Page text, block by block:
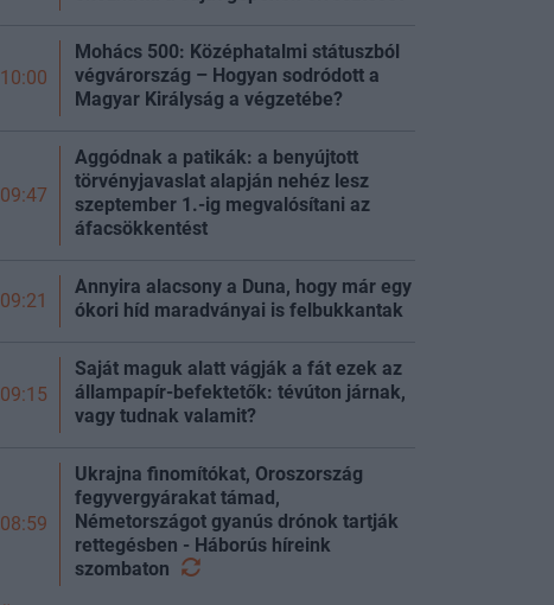
10:00
Mohács 500: Középhatalmi státuszból
végvárország – Hogyan sodródott a
Magyar Királyság a végzetébe?
09:47
Aggódnak a patikák: a benyújtott
törvényjavaslat alapján nehéz lesz
szeptember 1.-ig megvalósítani az
áfacsökkentést
09:21
Annyira alacsony a Duna, hogy már egy
ókori híd maradványai is felbukkantak
09:15
Saját maguk alatt vágják a fát ezek az
állampapír-befektetők: tévúton járnak,
vagy tudnak valamit?
08:59
Ukrajna finomítókat, Oroszország
fegyvergyárakat támad,
Németországot gyanús drónok tartják
rettegésben - Háborús híreink
szombaton